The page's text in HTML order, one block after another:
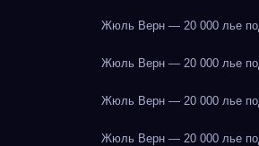
Жюль Верн — 20 000 лье
Жюль Верн — 20 000 лье
Жюль Верн — 20 000 лье
Жюль Верн — 20 000 лье